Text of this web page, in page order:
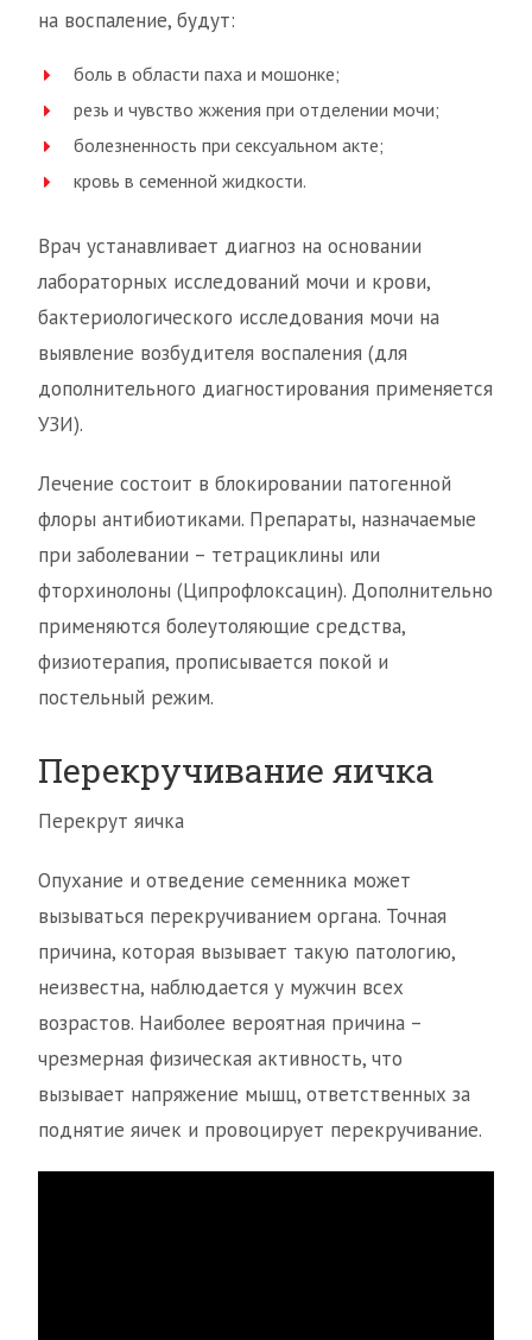
на воспаление, будут:
боль в области паха и мошонке;
резь и чувство жжения при отделении мочи;
болезненность при сексуальном акте;
кровь в семенной жидкости.
Врач устанавливает диагноз на основании
лабораторных исследований мочи и крови,
бактериологического исследования мочи на
выявление возбудителя воспаления (для
дополнительного диагностирования применяется
УЗИ).
Лечение состоит в блокировании патогенной
флоры антибиотиками. Препараты, назначаемые
при заболевании – тетрациклины или
фторхинолоны (Ципрофлоксацин). Дополнительно
применяются болеутоляющие средства,
физиотерапия, прописывается покой и
постельный режим.
Перекручивание яичка
Перекрут яичка
Опухание и отведение семенника может
вызываться перекручиванием органа. Точная
причина, которая вызывает такую патологию,
неизвестна, наблюдается у мужчин всех
возрастов. Наиболее вероятная причина –
чрезмерная физическая активность, что
вызывает напряжение мышц, ответственных за
поднятие яичек и провоцирует перекручивание.